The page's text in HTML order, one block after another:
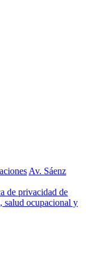
Av. Sáenz
de privacidad de
salud ocupacional y